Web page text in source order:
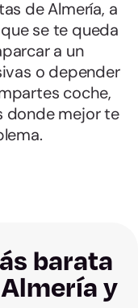
de Almería, a
se te queda
a un
o depender
coche,
donde mejor te
barata
y